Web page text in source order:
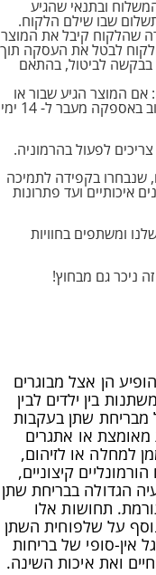
ובתנאי שהגיע
תשלום שבו שילם הלקוח.
שהלקוח קיבל את המוצר
לבטל את העסקה תוך
בבקשה לביטול, בהתאם
אם המוצר הגיע שבור או
פגום או בשונה ממה שהוזמן ובמקרה של עיכוב באספקה מעבר ל- 14 ימי
לפעול בהרמוניה.
שנבחרו בקפידה לתמיכה
איכותיים ועד פתרונות
ומשתפים בחוויות
ניכר גם מבחוץ!
הן אצל מבוגרים
בין ילדים לבין
מבריחת שתן בעקבות
או אתגרים
למחלה או לזיהום,
קיצוניים,
הגדולה בבריחת שתן
תחושות אלו
על שלפוחית השתן
אין-סופי של בריחות
ואת איכות השינה.